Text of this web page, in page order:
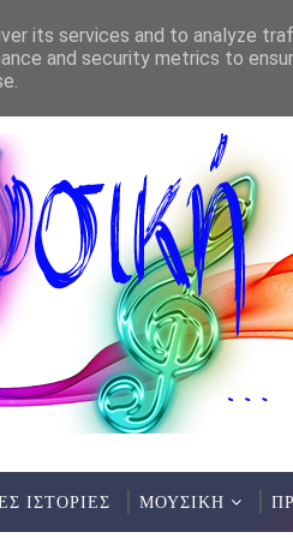
- ΚΗΠΟΣ ΘΕΑΤΡΟΥ
ΙΣΤΟΡΙΕΣ ΜΟΥΣΙΚΗ
its services and to analyze
and security metrics to